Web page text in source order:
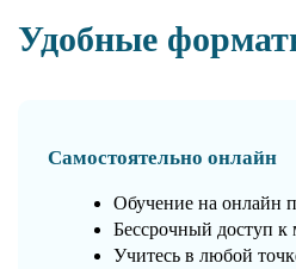
Удобные
Самостоятельно онлайн
Обучение на онлайн
Бессрочный доступ к
Учитесь в любой